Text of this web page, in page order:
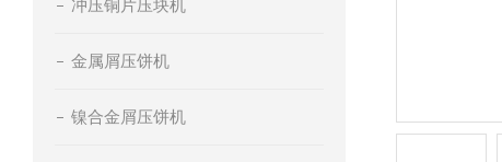
冲压铜片压块机
金属屑压饼机
镍合金屑压饼机